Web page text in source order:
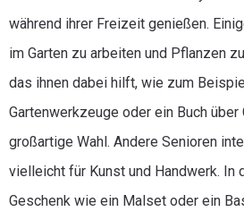
während ihrer Freizeit genießen.
im Garten zu arbeiten und Pflanzen
das ihnen dabei hilft, wie zum
Gartenwerkzeuge oder ein Buch über
großartige Wahl. Andere Senioren
vielleicht für Kunst und Handwerk. In
Geschenk wie ein Malset oder ein